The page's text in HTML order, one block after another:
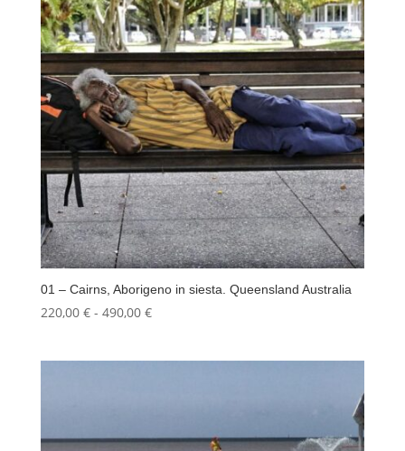
01 – Cairns, Aborigeno in siesta. Queensland Australia
220,00 € - 490,00 €Fascia
490,00 €